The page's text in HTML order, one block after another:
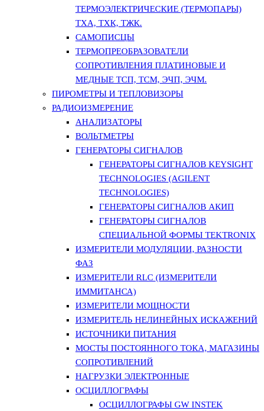
ТЕРМОЭЛЕКТРИЧЕСКИЕ (ТЕРМОПАРЫ)
ТХА, ТХК, ТЖК.
САМОПИСЦЫ
ТЕРМОПРЕОБРАЗОВАТЕЛИ
СОПРОТИВЛЕНИЯ ПЛАТИНОВЫЕ И
МЕДНЫЕ ТСП, ТСМ, ЭЧП, ЭЧМ.
ПИРОМЕТРЫ И ТЕПЛОВИЗОРЫ
РАДИОИЗМЕРЕНИЕ
АНАЛИЗАТОРЫ
ВОЛЬТМЕТРЫ
ГЕНЕРАТОРЫ СИГНАЛОВ
ГЕНЕРАТОРЫ СИГНАЛОВ KEYSIGHT
TECHNOLOGIES (AGILENT
TECHNOLOGIES)
ГЕНЕРАТОРЫ СИГНАЛОВ АКИП
ГЕНЕРАТОРЫ СИГНАЛОВ
СПЕЦИАЛЬНОЙ ФОРМЫ TEKTRONIX
ИЗМЕРИТЕЛИ МОДУЛЯЦИИ, РАЗНОСТИ
ФАЗ
ИЗМЕРИТЕЛИ RLC (ИЗМЕРИТЕЛИ
ИММИТАНСА)
ИЗМЕРИТЕЛИ МОЩНОСТИ
ИЗМЕРИТЕЛЬ НЕЛИНЕЙНЫХ ИСКАЖЕНИЙ
ИСТОЧНИКИ ПИТАНИЯ
МОСТЫ ПОСТОЯННОГО ТОКА, МАГАЗИНЫ
СОПРОТИВЛЕНИЙ
НАГРУЗКИ ЭЛЕКТРОННЫЕ
ОСЦИЛЛОГРАФЫ
ОСЦИЛЛОГРАФЫ GW INSTEK